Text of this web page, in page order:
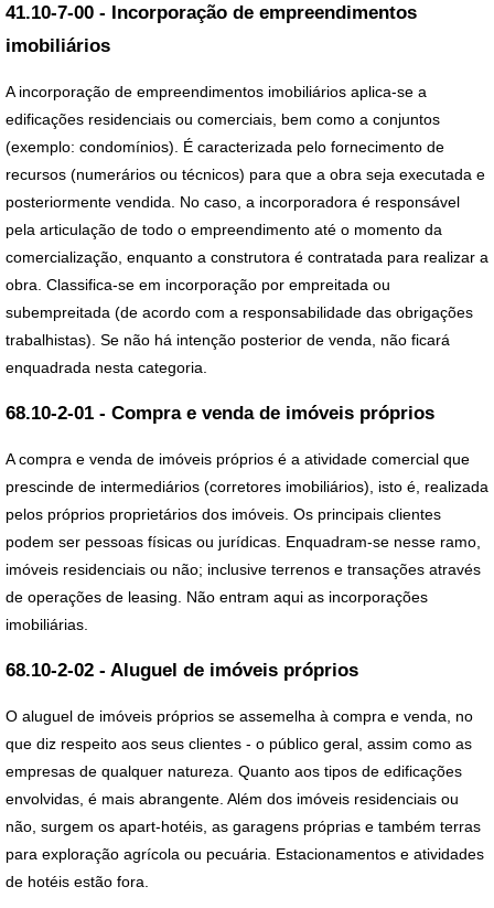
41.10-7-00 - Incorporação de empreendimentos
imobiliários
A incorporação de empreendimentos imobiliários aplica-se a
edificações residenciais ou comerciais, bem como a conjuntos
(exemplo: condomínios). É caracterizada pelo fornecimento de
recursos (numerários ou técnicos) para que a obra seja executada e
posteriormente vendida. No caso, a incorporadora é responsável
pela articulação de todo o empreendimento até o momento da
comercialização, enquanto a construtora é contratada para realizar a
obra. Classifica-se em incorporação por empreitada ou
subempreitada (de acordo com a responsabilidade das obrigações
trabalhistas). Se não há intenção posterior de venda, não ficará
enquadrada nesta categoria.
68.10-2-01 - Compra e venda de imóveis próprios
A compra e venda de imóveis próprios é a atividade comercial que
prescinde de intermediários (corretores imobiliários), isto é, realizada
pelos próprios proprietários dos imóveis. Os principais clientes
podem ser pessoas físicas ou jurídicas. Enquadram-se nesse ramo,
imóveis residenciais ou não; inclusive terrenos e transações através
de operações de leasing. Não entram aqui as incorporações
imobiliárias.
68.10-2-02 - Aluguel de imóveis próprios
O aluguel de imóveis próprios se assemelha à compra e venda, no
que diz respeito aos seus clientes - o público geral, assim como as
empresas de qualquer natureza. Quanto aos tipos de edificações
envolvidas, é mais abrangente. Além dos imóveis residenciais ou
não, surgem os apart-hotéis, as garagens próprias e também terras
para exploração agrícola ou pecuária. Estacionamentos e atividades
de hotéis estão fora.